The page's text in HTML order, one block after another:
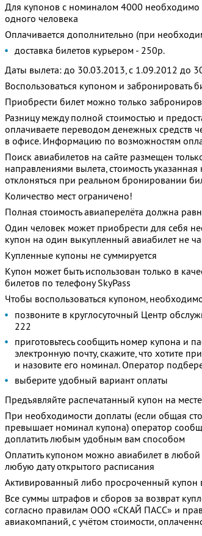
Для купонов с номиналом 4000 необходимо
одного человека
Оплачивается дополнительно (при
доставка билетов курьером - 250р.
Даты вылета: до 30.03.2013, c 1.09.2012 до
Воспользоваться купоном и забронировать
Приобрести билет можно только
Разницу между полной стоимостью и
оплачиваете переводом денежных средств
в офисе. Информацию по возможностям
Поиск авиабилетов на сайте размещен
направлениями вылета, стоимость
отклоняться при реальном бронировании
Количество мест ограничено!
Полная стоимость авиаперелёта должна
Один человек может приобрести для себя
купон на один выкупленный авиабилет не
Купленные купоны не суммируется
Купон может быть использован только в
билетов по телефону SkyPass
Чтобы воспользоваться купоном,
позвоните в круглосуточный Центр
222
приготовьтесь сообщить номер купона и
электронную почту, скажите, что хотите
и назовите его номинал. Оператор
выберите удобный вариант оплаты
Предъявляйте распечатанный купон на месте
При необходимости доплаты (если общая
превышает номинал купона) оператор
доплатить любым удобным вам способом
Оплатить купоном можно авиабилет в любой
любую дату открытого расписания
Активированный либо просроченный купон
Все суммы штрафов и сборов за возврат
согласно правилам ООО «СКАЙ ПАСС» и
авиакомпаний, с учётом стоимости,